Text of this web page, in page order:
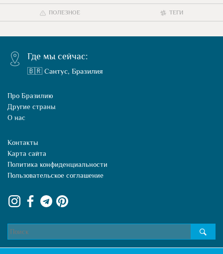
ПОЛЕЗНОЕ ТЕГИ
Где мы сейчас:
🇧🇷 Сантус, Бразилия
Про Бразилию
Другие страны
О нас
Контакты
Карта сайта
Политика конфиденциальности
Пользовательское соглашение